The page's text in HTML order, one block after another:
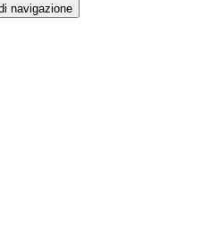
navigazione